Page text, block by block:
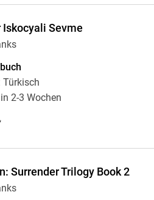
Iskocyali Sevme
Türkisch
2-3 Wochen
Surrender Trilogy Book 2